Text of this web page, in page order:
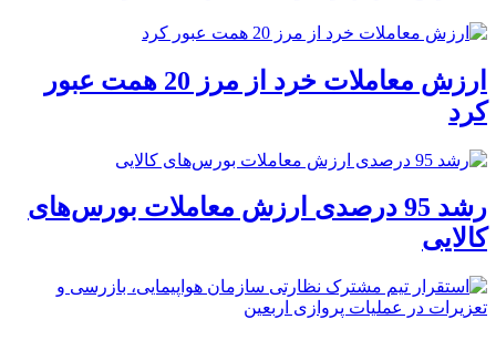
ارزش معاملات خرد از مرز 20 همت عبور
کرد
رشد 95 درصدی ارزش معاملات بورس‌های
کالایی